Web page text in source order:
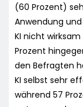
(60 Prozent)
Anwendung
KI nicht
Prozent
den Befragten
KI selbst sehr
während 57